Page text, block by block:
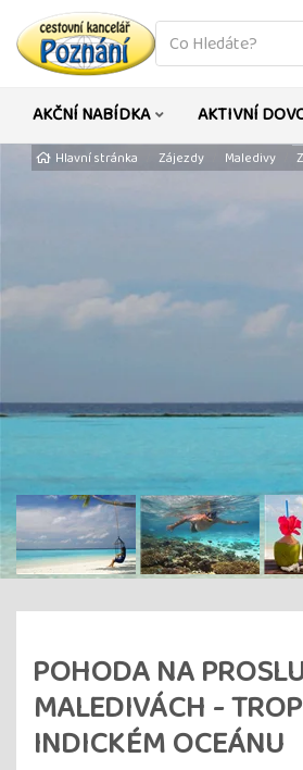
co
hledáte
AKČNÍ NABÍDKA AKTIVNÍ
Hlavní stránka Zájezdy Maledivy
POHODA NA
MALEDIVÁCH -
INDICKÉM OCEÁNU